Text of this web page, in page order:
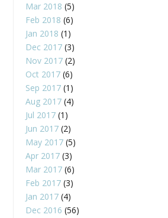
Mar 2018 (5)
Feb 2018 (6)
Jan 2018 (1)
Dec 2017 (3)
Nov 2017 (2)
Oct 2017 (6)
Sep 2017 (1)
Aug 2017 (4)
Jul 2017 (1)
Jun 2017 (2)
May 2017 (5)
Apr 2017 (3)
Mar 2017 (6)
Feb 2017 (3)
Jan 2017 (4)
Dec 2016 (56)